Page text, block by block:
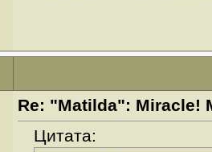
Re: "Matilda": Miracle!
Цитата: